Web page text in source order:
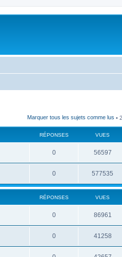
Marquer tous les sujets comme lus •
RÉPONSES VUES
0 56597
0 577535
RÉPONSES VUES
0 86961
0 41258